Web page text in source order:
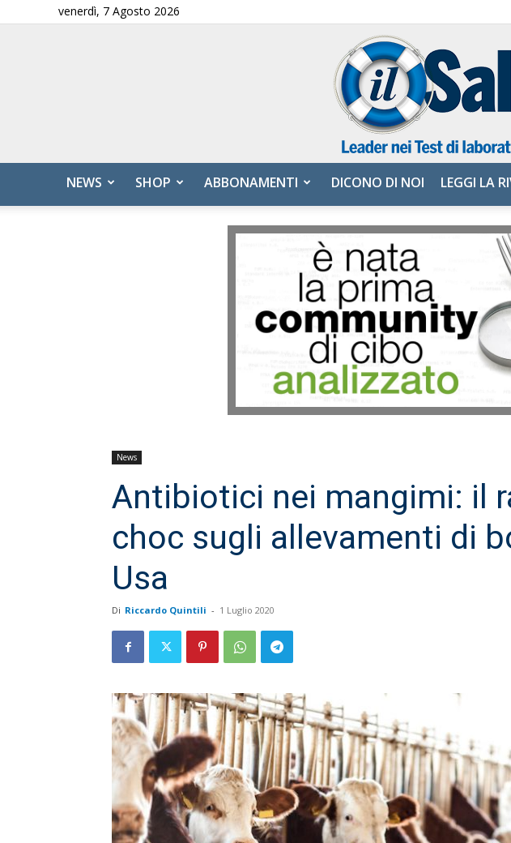
venerdì, 7 Agosto 2026
NEWS SHOP ABBONAMENTI DICONO DI NOI LEGGI LA
News
Antibiotici nei mangimi: il
choc sugli allevamenti di
Usa
Di Riccardo Quintili - 1 Luglio 2020